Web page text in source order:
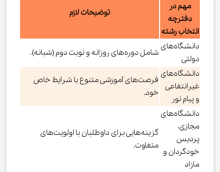
مهم در
دفترچه
انتخاب رشته
توضیحات لازم
دانشگاه‌های
دولتی
شامل دوره‌های روزانه و نوبت دوم (شبانه).
دانشگاه‌های
غیرانتفاعی
و پیام نور
فرصت‌های آموزشی متنوع با شرایط خاص
خود.
دانشگاه‌های
مجازی،
پردیس
خودگردان و
مازاد
گزینه‌هایی برای داوطلبان با اولویت‌های
متفاوت.